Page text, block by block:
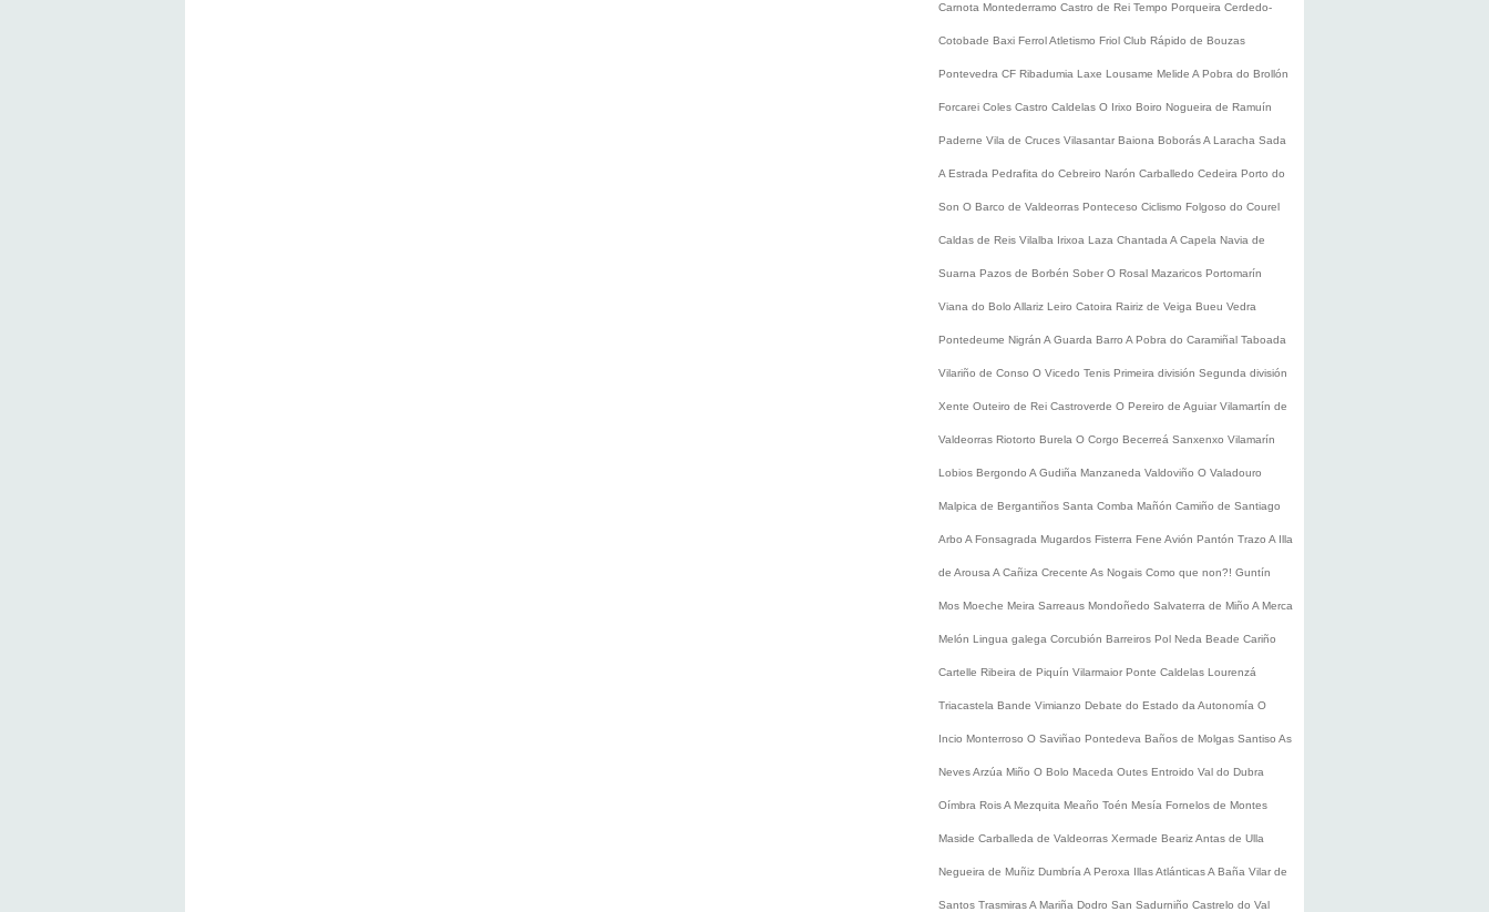
Carnota Montederramo Castro de Rei Tempo Porqueira Cerdedo-
Cotobade Baxi FerrolAtletismo Friol Club Rápido de Bouzas
Pontevedra CF Ribadumia Laxe Lousame Melide A Pobra do Brollón
Forcarei Coles Castro Caldelas O Irixo Boiro Nogueira de Ramuín
Paderne Vila de Cruces Vilasantar Baiona BoborásA Laracha Sada
A Estrada Pedrafita do Cebreiro Narón Carballedo Cedeira Porto do
Son O Barco de Valdeorras Ponteceso Ciclismo Folgoso do Courel
Caldas de Reis Vilalba Irixoa Laza Chantada A Capela Navia de
Suarna Pazos de Borbén Sober O Rosal Mazaricos Portomarín
Viana do Bolo Allariz Leiro Catoira Rairiz de Veiga Bueu Vedra
Pontedeume Nigrán A Guarda Barro A Pobra do Caramiñal Taboada
Vilariño de Conso O Vicedo Tenis Primeira división Segunda división
Xente Outeiro de Rei Castroverde O Pereiro de Aguiar Vilamartín de
Valdeorras Riotorto Burela O Corgo Becerreá Sanxenxo Vilamarín
Lobios Bergondo A Gudiña Manzaneda Valdoviño O Valadouro
Malpica de Bergantiños Santa Comba Mañón Camiño de Santiago
Arbo A Fonsagrada Mugardos Fisterra Fene Avión Pantón Trazo A Illa
de Arousa A Cañiza Crecente As Nogais Como que non?! Guntín
Mos Moeche Meira Sarreaus Mondoñedo Salvaterra de Miño A Merca
Melón Lingua galega Corcubión Barreiros Pol Neda Beade Cariño
Cartelle Ribeira de Piquín Vilarmaior Ponte Caldelas Lourenzá
Triacastela Bande Vimianzo Debate do Estado da Autonomía O
Incio Monterroso O Saviñao Pontedeva Baños de Molgas Santiso As
NevesArzúa Miño O Bolo Maceda Outes Entroido Val do Dubra
Oímbra RoisA Mezquita Meaño Toén Mesía Fornelos de Montes
Maside Carballeda de Valdeorras Xermade BearizAntas de Ulla
Negueira de Muñiz Dumbría A Peroxa Illas AtlánticasA Baña Vilar de
Santos TrasmirasA Mariña Dodro San Sadurniño Castrelo do Val